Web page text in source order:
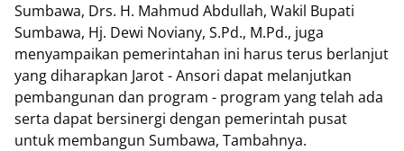
Sumbawa, Drs. H. Mahmud Abdullah, Wakil Bupati
Sumbawa, Hj. Dewi Noviany, S.Pd., M.Pd., juga
menyampaikan pemerintahan ini harus terus berlanjut
yang diharapkan Jarot - Ansori dapat melanjutkan
pembangunan dan program - program yang telah ada
serta dapat bersinergi dengan pemerintah pusat
untuk membangun Sumbawa, Tambahnya.